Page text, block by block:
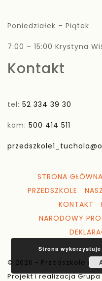
Poniedziałek – Piątek
7:00 – 15:00 Krystyna
Kontakt
tel: 52 334 39 30
kom: 500 414 511
STRONA GŁÓWNA
PRZEDSZKOLE
KONTAKT
NARODOWY
© 2026 - Przedszkole nr 1
Projekt i realizacja Grupa
Strona wykorzystuje